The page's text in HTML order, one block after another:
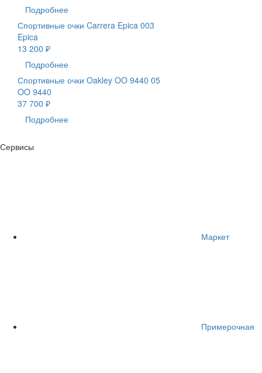
Подробнее
Спортивные очки Carrera Epica 003
Epica
13 200 ₽
Подробнее
Спортивные очки Oakley OO 9440 05
OO 9440
37 700 ₽
Подробнее
Сервисы
Маркет
Примерочная